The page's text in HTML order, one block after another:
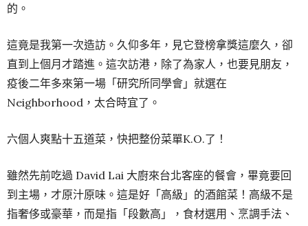
的。
這竟是我第一次造訪。久仰多年，見它登榜拿獎這麼久，卻
直到上個月才踏進。這次訪港，除了為家人，也要見朋友，
疫後二年多來第一場「研究所同學會」就選在
Neighborhood，太合時宜了。
六個人爽點十五道菜，快把整份菜單K.O.了！
雖然先前吃過 David Lai 大廚來台北客座的餐會，畢竟要回
到主場，才原汁原味。這是好「高級」的酒館菜！高級不是
指奢侈或豪華，而是指「段數高」，食材選用、烹調手法、